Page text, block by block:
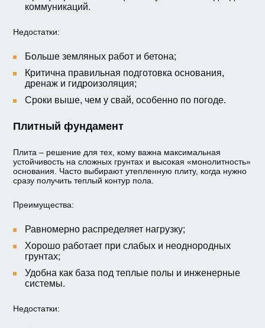
коммуникаций.
Недостатки:
Больше земляных работ и бетона;
Критична правильная подготовка основания,
дренаж и гидроизоляция;
Сроки выше, чем у свай, особенно по погоде.
Плитный фундамент
Плита – решение для тех, кому важна максимальная
устойчивость на сложных грунтах и высокая «монолитность»
основания. Часто выбирают утепленную плиту, когда нужно
сразу получить теплый контур пола.
Преимущества:
Равномерно распределяет нагрузку;
Хорошо работает при слабых и неоднородных
грунтах;
Удобна как база под теплые полы и инженерные
системы.
Недостатки: